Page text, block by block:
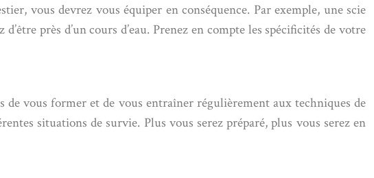
vous devrez vous équiper en conséquence. Par exemple, une scie
près d’un cours d’eau. Prenez en compte les spécificités de votre
de vous former et de vous entraîner régulièrement aux techniques de
situations de survie. Plus vous serez préparé, plus vous serez en